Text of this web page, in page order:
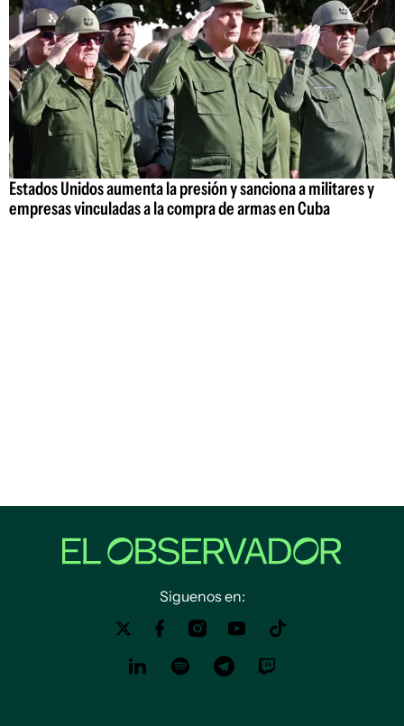
Estados Unidos aumenta la presión y sanciona a militares y
empresas vinculadas a la compra de armas en Cuba
Siguenos en: